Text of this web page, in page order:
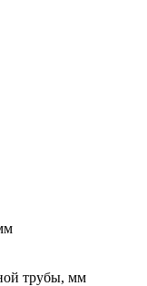
трубы, мм